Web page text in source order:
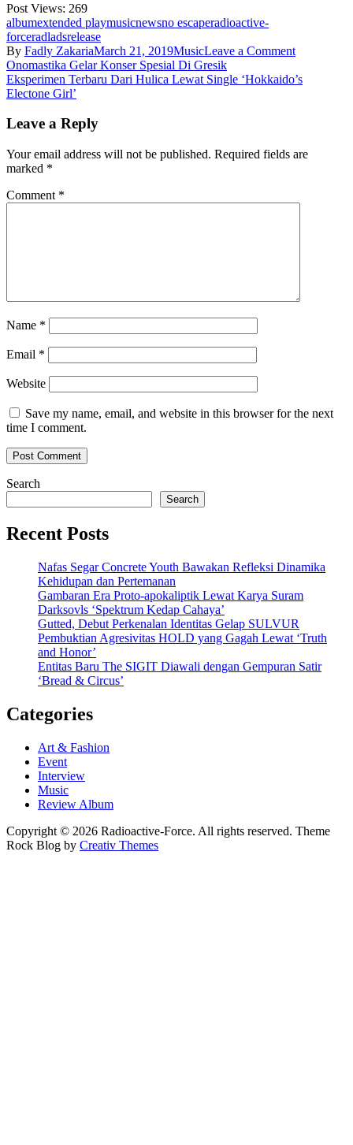
Post Views: 269
albumextended playmusicnewsno escaperadioactive-
forceradladsrelease
By Fadly ZakariaMarch 21, 2019MusicLeave a Commenton
Singgung
Debut
Post
navigation
Onomastika Gelar Konser Spesial Di Gresik
Eksperimen Terbaru Dari Hulica Lewat Single ‘Hokkaido’s
Electone Girl’
Leave a Reply
Your email address will not be published. Required fields are
marked *
Comment *
Name *
Email *
Website
Save my name, email, and website in this browser for the next
time I comment.
Search
Search
Recent Posts
Nafas Segar Concrete Youth Bawakan Refleksi Dinamika
Kehidupan dan Pertemanan
Gambaran Era Proto-apokaliptik Lewat Karya Suram
Darksovls ‘Spektrum Kedap Cahaya’
Gutted, Debut Perkenalan Identitas Gelap SULVUR
Pembuktian Agresivitas HOLD yang Gagah Lewat ‘Truth
and Honor’
Entitas Baru The SIGIT Diawali dengan Gempuran Satir
‘Bread & Circus’
Categories
Art & Fashion
Event
Interview
Music
Review Album
Copyright © 2026 Radioactive-Force. All rights reserved. Theme
Rock Blog by Creativ Themes